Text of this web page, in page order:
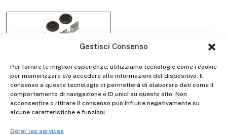
Gestisci Consenso
Per fornire le migliori esperienze, utilizziamo tecnologie come i cookie
per memorizzare e/o accedere alle informazioni del dispositivo. Il
consenso a queste tecnologie ci permetterà di elaborare dati come il
comportamento di navigazione o ID unici su questo sito. Non
acconsentire o ritirare il consenso può influire negativamente su
alcune caratteristiche e funzioni.
Gérer les services
Kit ruote D6001